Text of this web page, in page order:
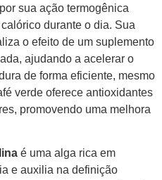
sua ação termogênica
durante o dia. Sua
o efeito de um suplemento
ajudando a acelerar o
de forma eficiente, mesmo
verde oferece antioxidantes
promovendo uma melhora
é uma alga rica em
e auxilia na definição